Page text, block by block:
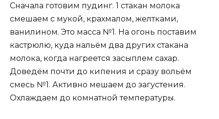
Сначала готовим пудинг. 1 стакан молока
смешаем с мукой, крахмалом, желтками,
ванилином. Это масса №1. На огонь поставим
кастрюлю, куда нальём два других стакана
молока, когда нагреется засыплем сахар.
Доведём почти до кипения и сразу вольём
смесь №1. Активно мешаем до загустения.
Охлаждаем до комнатной температуры.